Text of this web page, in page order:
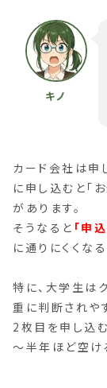
カード会社は申
に申し込むと「
があります。
そうなると 「申
に通りにくくなる
特に、大学生は
重に判断されや
2枚目を申し込
～半年ほど空け